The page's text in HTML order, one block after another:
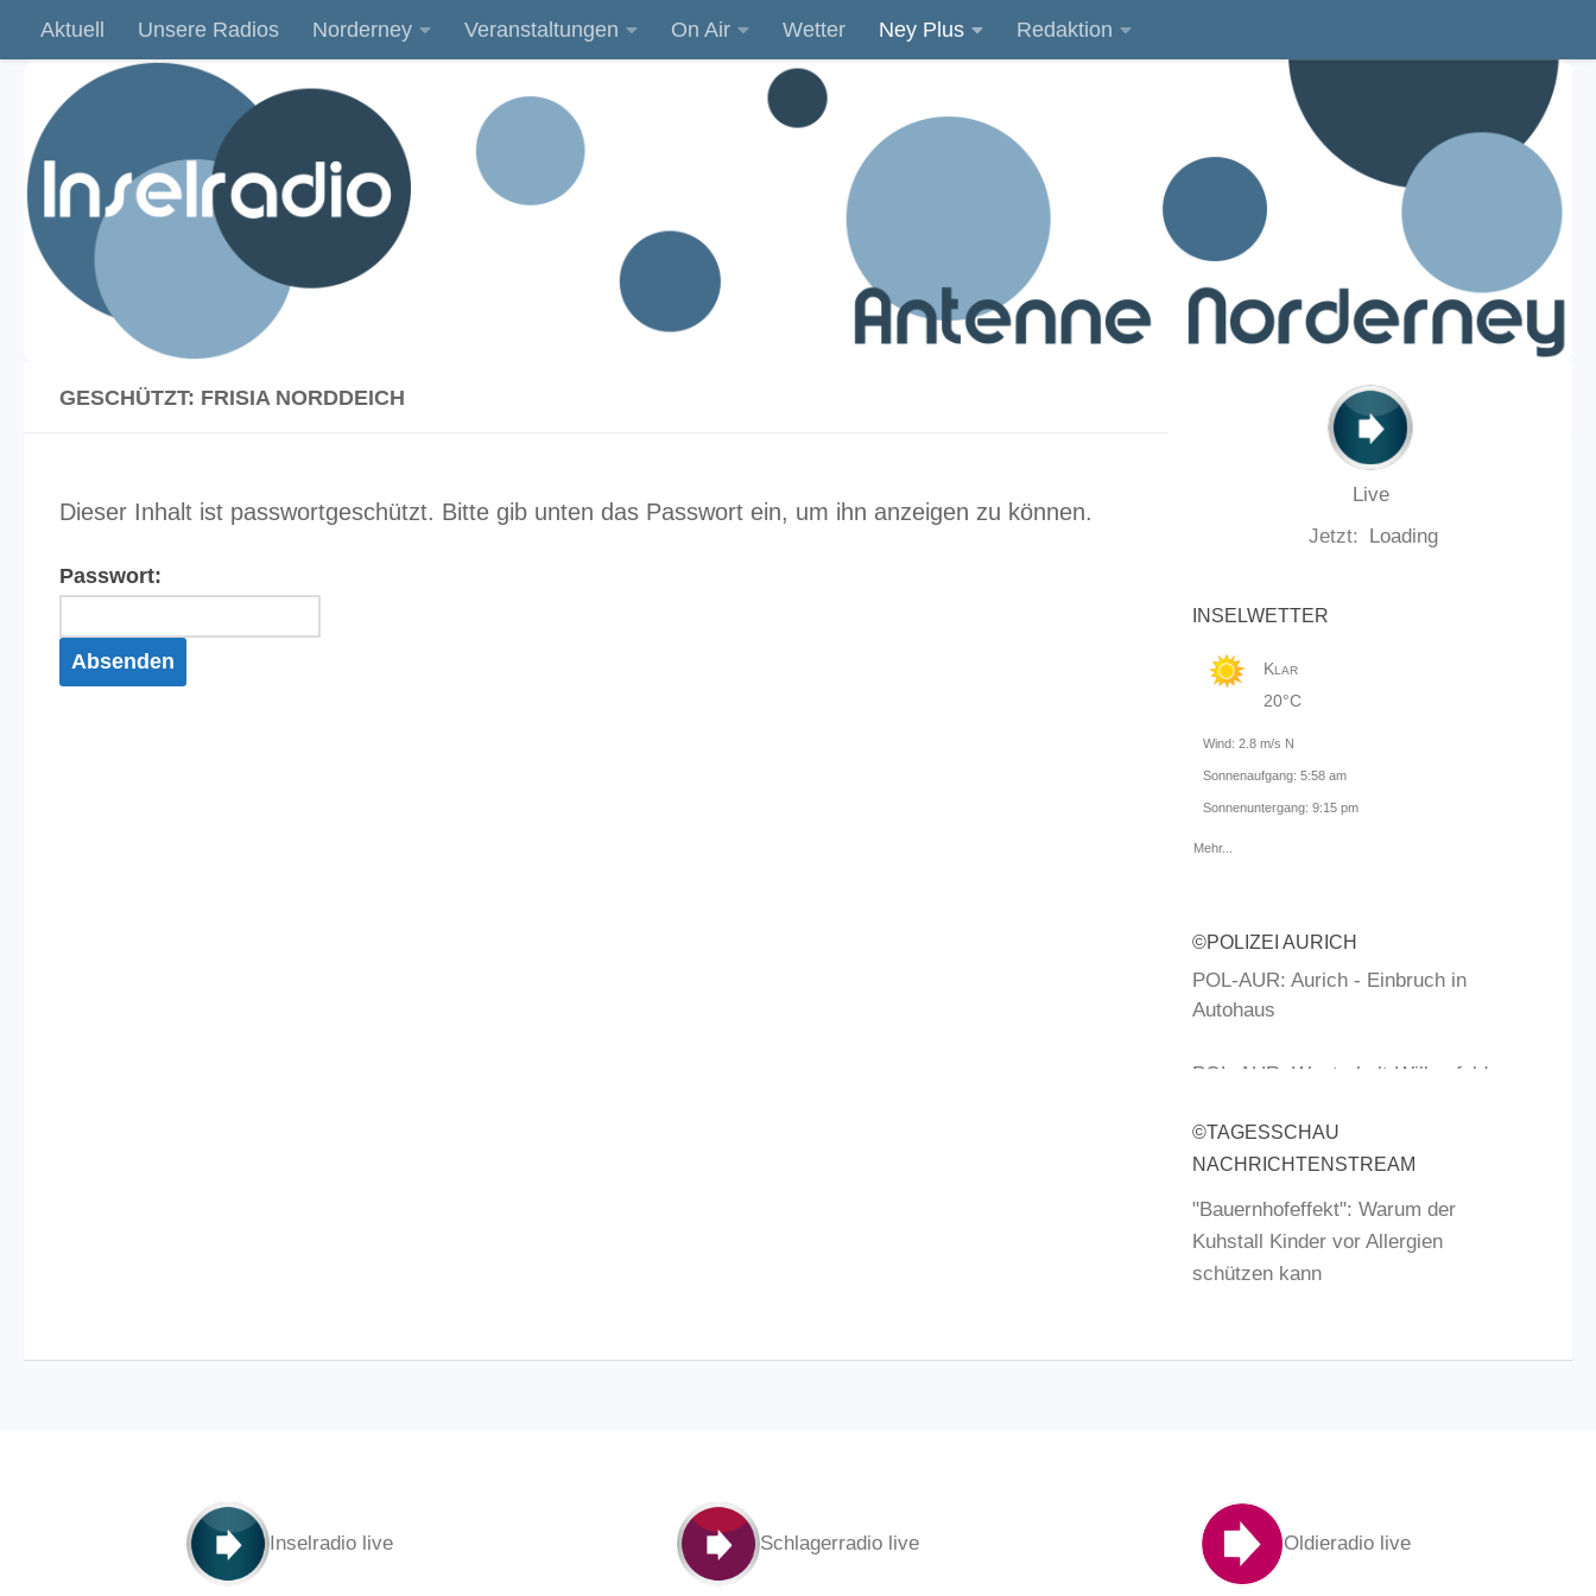
Zum Inhalt springen
Aktuell Unsere Radios Norderney Veranstaltungen On Air Wetter Ney Plus Redaktion
GESCHÜTZT: FRISIA NORDDEICH
Dieser Inhalt ist passwortgeschützt. Bitte gib unten das Passwort ein, um ihn anzeigen zu können.
Passwort:
Live
Jetzt:
Loading
INSELWETTER
Klar
20°C
Wind: 2.8 m/s N
Sonnenaufgang: 5:58 am
Sonnenuntergang: 9:15 pm
Mehr...
©POLIZEI AURICH
POL-AUR: Aurich - Einbruch in
Autohaus
POL-AUR: Westerholt-Willmsfeld -
POL-AUR: Pressemitteilung der
Polizeiinspektion Aurich/Wittmund für
©TAGESSCHAU
NACHRICHTENSTREAM
"Bauernhofeffekt": Warum der
Kuhstall Kinder vor Allergien
schützen kann
Inselradio live Schlagerradio live Oldieradio live